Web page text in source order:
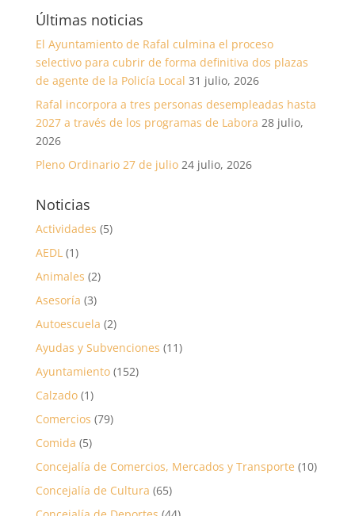
Últimas noticias
El Ayuntamiento de Rafal culmina el proceso
selectivo para cubrir de forma definitiva dos plazas
de agente de la Policía Local 31 julio, 2026
Rafal incorpora a tres personas desempleadas hasta
2027 a través de los programas de Labora 28 julio,
2026
Pleno Ordinario 27 de julio 24 julio, 2026
Noticias
Actividades (5)
AEDL (1)
Animales (2)
Asesoría (3)
Autoescuela (2)
Ayudas y Subvenciones (11)
Ayuntamiento(152)
Calzado(1)
Comercios (79)
Comida (5)
Concejalía de Comercios, Mercados y Transporte (10)
Concejalía de Cultura (65)